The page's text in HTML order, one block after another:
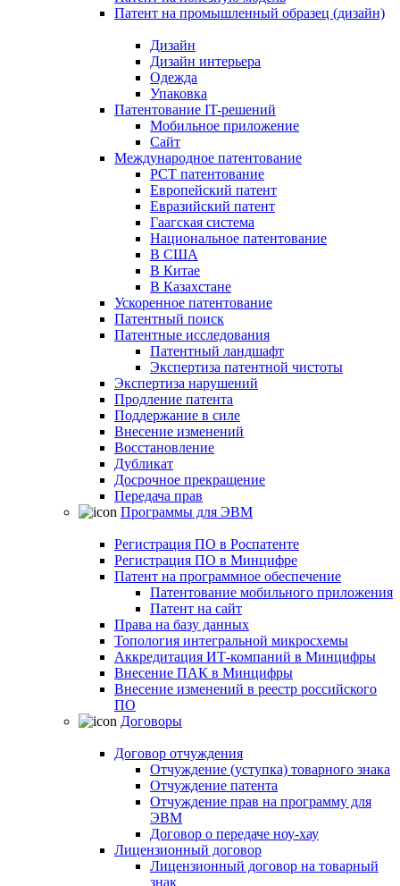
Патент на промышленный образец (дизайн)
Дизайн
Дизайн интерьера
Одежда
Упаковка
Патентование IT-решений
Мобильное приложение
Сайт
Международное патентование
PCT патентование
Европейский патент
Евразийский патент
Гаагская система
Национальное патентование
В США
В Китае
В Казахстане
Ускоренное патентование
Патентный поиск
Патентные исследования
Патентный ландшафт
Экспертиза патентной чистоты
Экспертиза нарушений
Продление патента
Поддержание в силе
Внесение изменений
Восстановление
Дубликат
Досрочное прекращение
Передача прав
Программы для ЭВМ
Регистрация ПО в Роспатенте
Регистрация ПО в Минцифре
Патент на программное обеспечение
Патентование мобильного приложения
Патент на сайт
Права на базу данных
Топология интегральной микросхемы
Аккредитация ИТ-компаний в Минцифры
Внесение ПАК в Минцифры
Внесение изменений в реестр российского
ПО
Договоры
Договор отчуждения
Отчуждение (уступка) товарного знака
Отчуждение патента
Отчуждение прав на программу для
ЭВМ
Договор о передаче ноу-хау
Лицензионный договор
Лицензионный договор на товарный
знак